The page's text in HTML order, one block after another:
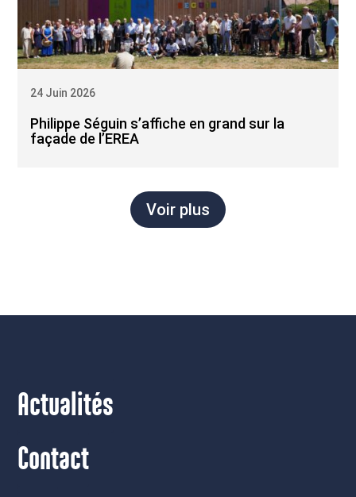
Philippe Séguin s’affiche en grand sur la
façade de l’EREA
24 Juin 2026
Voir plus
Actualités
Contact